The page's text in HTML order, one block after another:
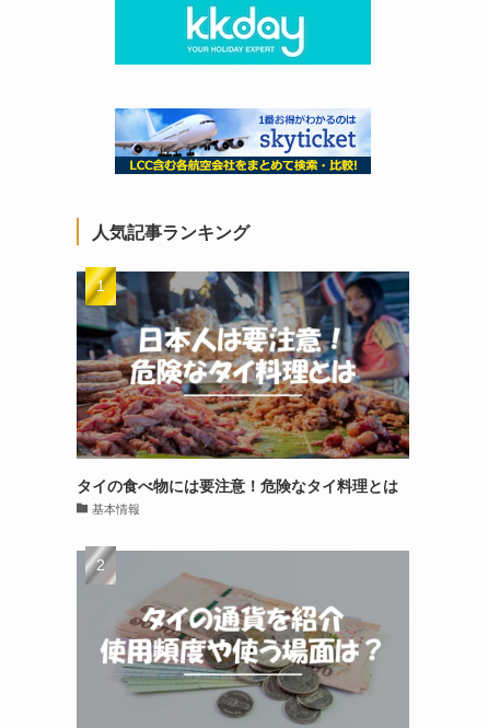
人気記事ランキング
タイの食べ物には要注意！危険なタイ料理とは
基本情報